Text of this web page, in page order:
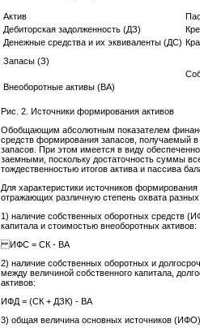
Актив
Дебиторская задолженность (ДЗ)
Денежные средства и их эквиваленты (ДС)
Запасы (З)
Внеоборотные активы (ВА)
Рис. 2. Источники формирования активов
Обобщающим абсолютным показателем
средств формирования запасов, получаемый
запасов. При этом имеется в виду
заемными, поскольку достаточность суммы
тождественностью итогов актива и пассива
Для характеристики источников
отражающих различную степень охвата
1) наличие собственных оборотных средств
капитала и стоимостью внеоборотных активов:
ИФС = СК - ВА
2) наличие собственных оборотных и
между величиной собственного капитала,
активов:
ИФД = (СК + ДЗК) - ВА
3) общая величина основных источников (ИФО)